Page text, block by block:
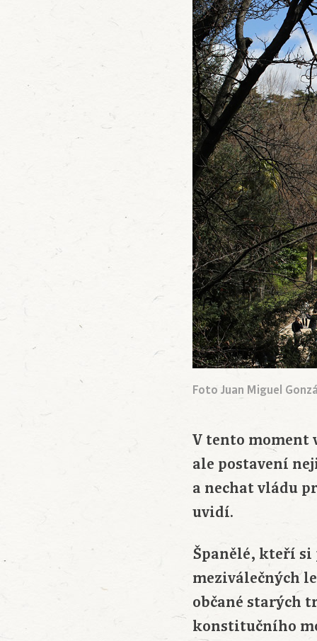
Foto Juan Miguel
V tento moment
ale postavení
a nechat vládu
uvidí.
Španělé, kteří
meziválečných
občané starých
konstitučního